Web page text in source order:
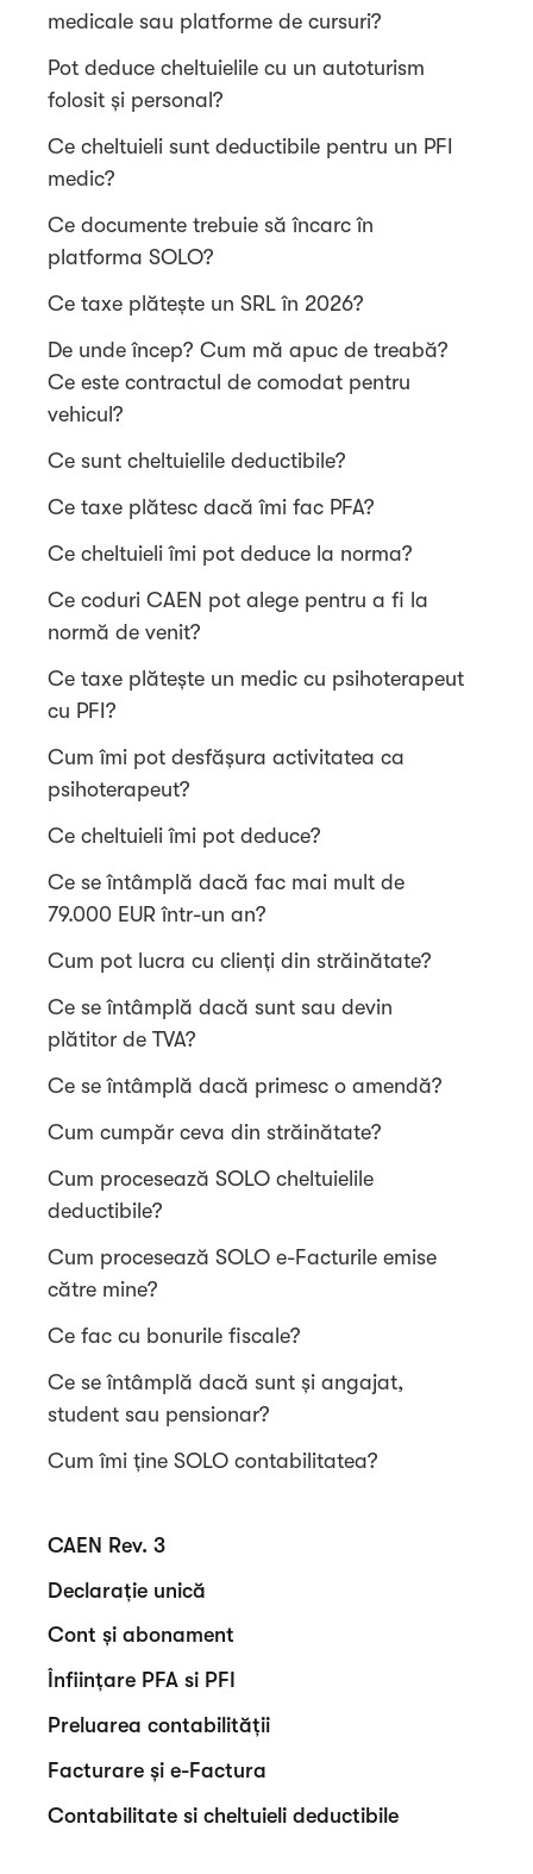
medicale sau platforme de cursuri?
Pot deduce cheltuielile cu un autoturism
folosit și personal?
Ce cheltuieli sunt deductibile pentru un PFI
medic?
Ce documente trebuie să încarc în
platforma SOLO?
Ce taxe plătește un SRL în 2026?
De unde încep? Cum mă apuc de treabă?
Ce este contractul de comodat pentru
vehicul?
Ce sunt cheltuielile deductibile?
Ce taxe plătesc dacă îmi fac PFA?
Ce cheltuieli îmi pot deduce la norma?
Ce coduri CAEN pot alege pentru a fi la
normă de venit?
Ce taxe plătește un medic cu psihoterapeut
cu PFI?
Cum îmi pot desfășura activitatea ca
psihoterapeut?
Ce cheltuieli îmi pot deduce?
Ce se întâmplă dacă fac mai mult de
79.000 EUR într-un an?
Cum pot lucra cu clienți din străinătate?
Ce se întâmplă dacă sunt sau devin
plătitor de TVA?
Ce se întâmplă dacă primesc o amendă?
Cum cumpăr ceva din străinătate?
Cum procesează SOLO cheltuielile
deductibile?
Cum procesează SOLO e-Facturile emise
către mine?
Ce fac cu bonurile fiscale?
Ce se întâmplă dacă sunt și angajat,
student sau pensionar?
Cum îmi ține SOLO contabilitatea?
CAEN Rev. 3
Declarație unică
Cont și abonament
Înființare PFA si PFI
Preluarea contabilității
Facturare și e-Factura
Contabilitate si cheltuieli deductibile